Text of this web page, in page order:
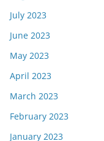
July 2023
June 2023
May 2023
April 2023
March 2023
February 2023
January 2023